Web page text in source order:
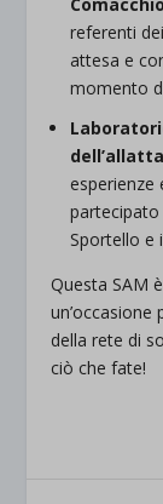
referenti
attesa e
momento
esperienze
Sportello e
Questa SAM
della rete di
ciò che fate!